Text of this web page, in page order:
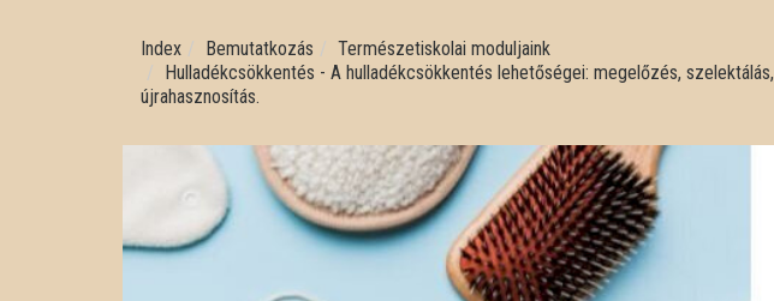
Index Bemutatkozás
Természetiskolai moduljaink
Hulladékcsökkentés - A hulladékcsökkentés lehetőségei: megelőzés, szelektálás,
újrahasznosítás.